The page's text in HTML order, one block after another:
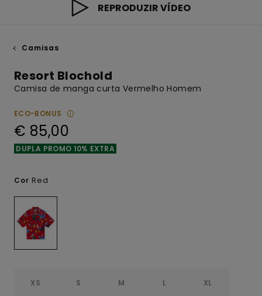
REPRODUZIR VÍDEO
Camisas
Resort Blochold
Camisa de manga curta Vermelho Homem
ECO-BONUS
€ 85,00
DUPLA PROMO 10% EXTRA
Cor Red
XS S M L XL